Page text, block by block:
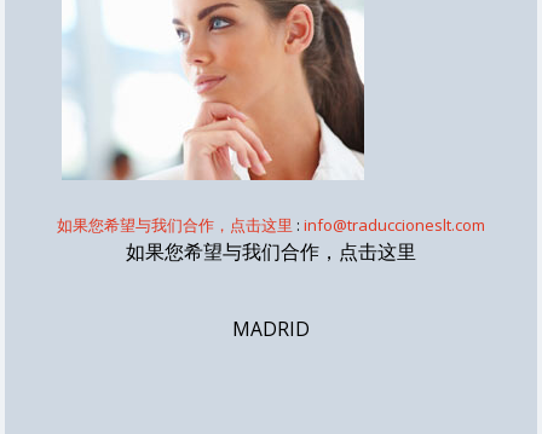
如果您希望与我们合作，点击这里 : info@traduccioneslt.com
如果您希望与我们合作，点击这里
MADRID